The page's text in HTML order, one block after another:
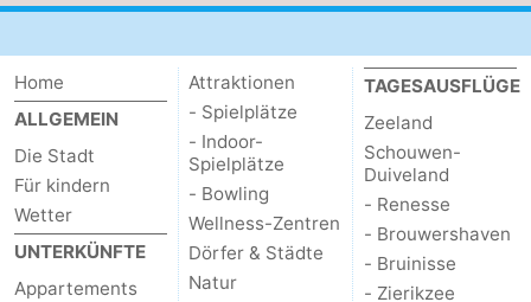
Zeeland
Schouwen-
Duiveland
-
Renesse
-
Home
ALLGEMEIN
Die Stadt
Für kindern
Wetter
UNTERKÜNFTE
Appartements
Attraktionen
- Spielplätze
- Indoor-
Spielplätze
- Bowling
Wellness-Zentren
Dörfer & Städte
Natur
TAGESAUSFLÜGE
Zeeland
Schouwen-
Duiveland
- Renesse
- Brouwershaven
- Bruinisse
- Zierikzee